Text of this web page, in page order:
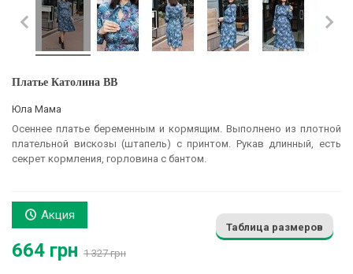
Платье Католина BB
Юла Мама
Осеннее платье беременным и кормящим. Выполнено из плотной
плательной вискозы (штапель) с принтом. Рукав длинный, есть
секрет кормления, горловина с бантом.
Акция
664 грн 1 327 грн
Таблица размеров